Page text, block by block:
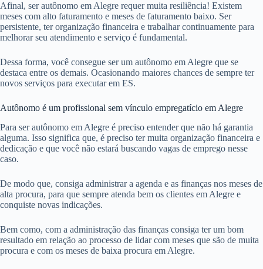
Afinal, ser autônomo em Alegre requer muita resiliência! Existem
meses com alto faturamento e meses de faturamento baixo. Ser
persistente, ter organização financeira e trabalhar continuamente para
melhorar seu atendimento e serviço é fundamental.
Dessa forma, você consegue ser um autônomo em Alegre que se
destaca entre os demais. Ocasionando maiores chances de sempre ter
novos serviços para executar em ES.
Autônomo é um profissional sem vínculo empregatício em Alegre
Para ser autônomo em Alegre é preciso entender que não há garantia
alguma. Isso significa que, é preciso ter muita organização financeira e
dedicação e que você não estará buscando vagas de emprego nesse
caso.
De modo que, consiga administrar a agenda e as finanças nos meses de
alta procura, para que sempre atenda bem os clientes em Alegre e
conquiste novas indicações.
Bem como, com a administração das finanças consiga ter um bom
resultado em relação ao processo de lidar com meses que são de muita
procura e com os meses de baixa procura em Alegre.